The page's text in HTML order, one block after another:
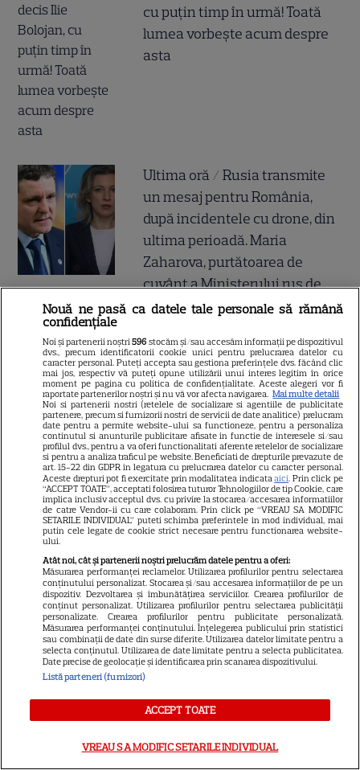
cu puțin timp în urmă! Toată
lumea vorbește acum despre
asta
Ultima oră / Rusia transmite
un mesaj pentru România,
după incidentele cu drone, din
ultima perioadă. Maria
Zaharova, purtătoarea de
cuvânt a Ministerului rus de
Externe, a făcut anunțul, în
Ce a aflat Daniela despre
Valentin A DEVASTAT-O și abia
s-a oprit din plâns! Dezvăluirea
făcută ÎN FAȚA CAMERELOR a
luat prin surprindere chiar și
fanii emisiunii Casa Iubirii: "Nu
Nouă ne pasă ca datele tale personale să rămână
confidențiale
Noi și partenerii noștri596 stocăm și/sau accesăm informații pe dispozitivul
dvs., precum identificatorii cookie unici pentru prelucrarea datelor cu
caracter personal. Puteți accepta sau gestiona preferințele dvs. făcând clic
mai jos, respectiv vă puteți opune utilizării unui interes legitim în orice
moment pe pagina cu politica de confidențialitate. Aceste alegeri vor fi
raportate partenerilor noștri și nu vă vor afecta navigarea. Mai multe detalii
Noi si partenerii nostri (retelele de socializare si agentiile de publicitate
partenere, precum si furnizorii nostri de servicii de date analitice) prelucram
date pentru a permite website-ului sa functioneze, pentru a personaliza
continutul si anunturile publicitare afisate in functie de interesele si/sau
profilul dvs., pentru a va oferi functionalitati aferente retelelor de socializare
si pentru a analiza traficul pe website. Beneficiati de drepturile prevazute de
art. 15-22 din GDPR in legatura cu prelucrarea datelor cu caracter personal.
Aceste drepturi pot fi exercitate prin modalitatea indicataaici. Prin click pe
“ACCEPT TOATE”, acceptati folosirea tuturor Tehnologiilor de tip Cookie, care
implica inclusiv acceptul dvs. cu privire la stocarea/accesarea informatiilor
de catre Vendor-ii cu care colaboram. Prin click pe “VREAU SA MODIFIC
SETARILE INDIVIDUAL” puteti schimba preferintele in mod individual, mai
putin cele legate de cookie strict necesare pentru functionarea website-
ului.
Atât noi, cât și partenerii noștri prelucrăm datele pentru a oferi:
Măsurarea performanței reclamelor. Utilizarea profilurilor pentru selectarea
conținutului personalizat. Stocarea și/sau accesarea informațiilor de pe un
dispozitiv. Dezvoltarea și îmbunătățirea serviciilor. Crearea profilurilor de
conținut personalizat. Utilizarea profilurilor pentru selectarea publicității
personalizate. Crearea profilurilor pentru publicitate personalizată.
Măsurarea performanței conținutului. Înțelegerea publicului prin statistici
sau combinații de date din surse diferite. Utilizarea datelor limitate pentru a
selecta conținutul. Utilizarea de date limitate pentru a selecta publicitatea.
Date precise de geolocație și identificarea prin scanarea dispozitivului.
Listă parteneri (furnizori)
ACCEPT TOATE
VREAU SA MODIFIC SETARILE INDIVIDUAL